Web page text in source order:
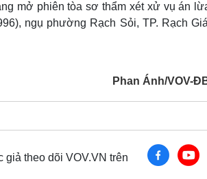
mở phiên tòa sơ thẩm xét xử vụ án
ngụ phường Rạch Sỏi, TP. Rạch
Phan Ánh/VOV-
giả theo dõi VOV.VN trên